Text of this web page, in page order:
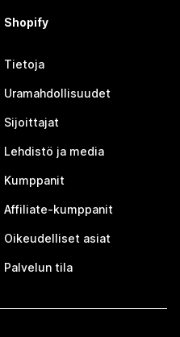
Shopify
Tietoja
Uramahdollisuudet
Sijoittajat
Lehdistö ja media
Kumppanit
Affiliate-kumppanit
Oikeudelliset asiat
Palvelun tila